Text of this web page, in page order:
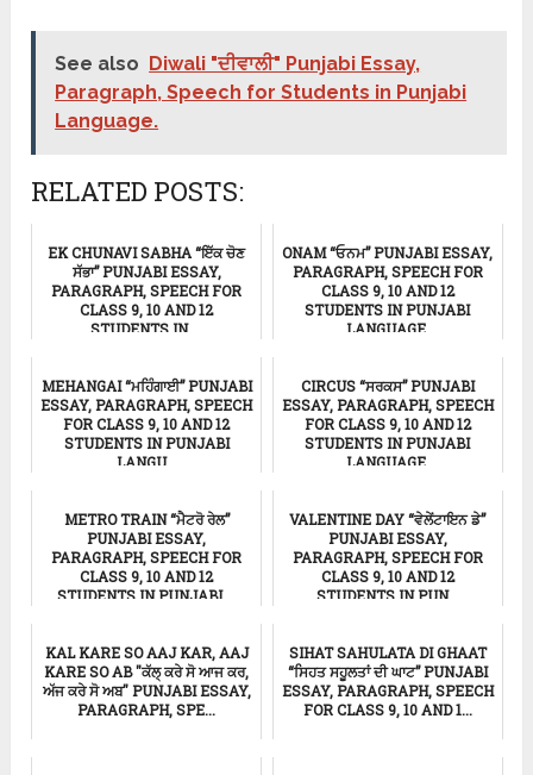
See also
Diwali "ਦੀਵਾਲੀ" Punjabi Essay,
Paragraph, Speech for Students in Punjabi
Language.
RELATED POSTS:
EK CHUNAVI SABHA “ਇੱਕ ਚੋਣ
ਸੱਭਾ” PUNJABI ESSAY,
PARAGRAPH, SPEECH FOR
CLASS 9, 10 AND 12
STUDENTS IN ...
ONAM “ਓਨਮ” PUNJABI ESSAY,
PARAGRAPH, SPEECH FOR
CLASS 9, 10 AND 12
STUDENTS IN PUNJABI
LANGUAGE.
MEHANGAI “ਮਹਿੰਗਾਈ” PUNJABI
ESSAY, PARAGRAPH, SPEECH
FOR CLASS 9, 10 AND 12
STUDENTS IN PUNJABI
LANGU...
CIRCUS “ਸਰਕਸ” PUNJABI
ESSAY, PARAGRAPH, SPEECH
FOR CLASS 9, 10 AND 12
STUDENTS IN PUNJABI
LANGUAGE.
METRO TRAIN “ਮੈਟਰੋ ਰੇਲ”
PUNJABI ESSAY,
PARAGRAPH, SPEECH FOR
CLASS 9, 10 AND 12
STUDENTS IN PUNJABI ...
VALENTINE DAY “ਵੇਲੇਂਟਾਇਨ ਡੇ”
PUNJABI ESSAY,
PARAGRAPH, SPEECH FOR
CLASS 9, 10 AND 12
STUDENTS IN PUN...
KAL KARE SO AAJ KAR, AAJ
KARE SO AB "ਕੱਲ੍ ਕਰੇ ਸੋ ਆਜ ਕਰ,
ਅੱਜ ਕਰੇ ਸੋ ਅਬ" PUNJABI ESSAY,
PARAGRAPH, SPE...
SIHAT SAHULATA DI GHAAT
“ਸਿਹਤ ਸਹੂਲਤਾਂ ਦੀ ਘਾਟ” PUNJABI
ESSAY, PARAGRAPH, SPEECH
FOR CLASS 9, 10 AND 1...